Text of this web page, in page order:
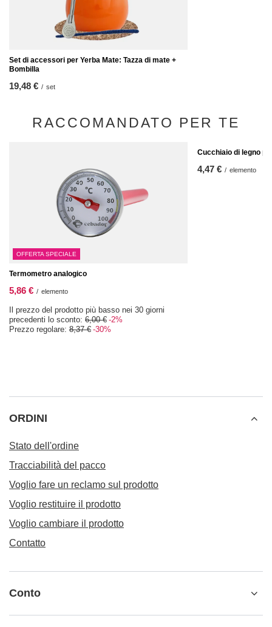
Set di accessori per Yerba Mate: Tazza di mate +
Bombilla
19,48 € / set
RACCOMANDATO PER TE
OFFERTA SPECIALE
Termometro analogico
5,86 € / elemento
Il prezzo del prodotto più basso nei 30 giorni
precedenti lo sconto: 6,00 € -2%
Prezzo regolare: 8,37 € -30%
Cucchiaio di legno
4,47 € / elemento
ORDINI
Stato dell'ordine
Tracciabilità del pacco
Voglio fare un reclamo sul prodotto
Voglio restituire il prodotto
Voglio cambiare il prodotto
Contatto
Conto